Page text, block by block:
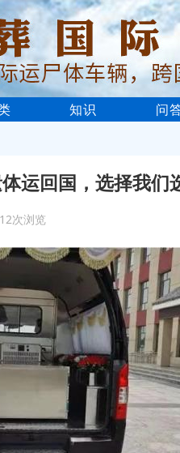
知识 问
运回国，选择我们
次浏览